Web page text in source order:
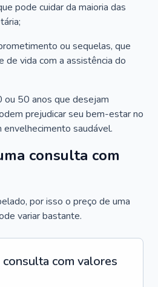
pode cuidar da maioria das
ou sequelas, que
de vida com a assistência do
50 anos que desejam
prejudicar seu bem-estar no
saudável.
consulta com
por isso o preço de uma
variar bastante.
com valores